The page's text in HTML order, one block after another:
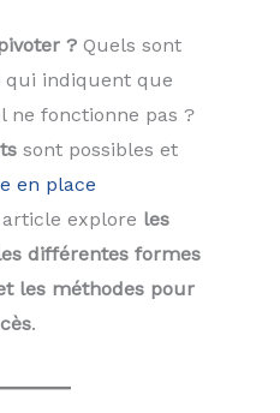
? Quels sont
qui indiquent que
ne fonctionne pas ?
sont possibles et
en place
explore les
différentes formes
les méthodes pour
.